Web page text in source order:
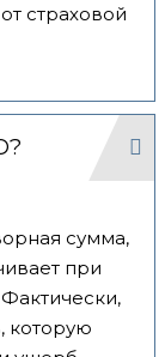
страховой
сумма,
при
которую